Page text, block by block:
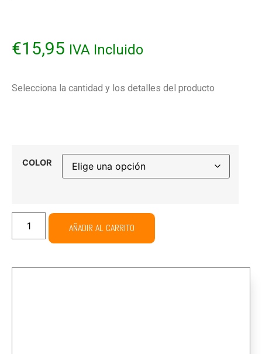
€15,95 IVA Incluido
Selecciona la cantidad y los detalles del producto
COLOR
AÑADIR AL CARRITO